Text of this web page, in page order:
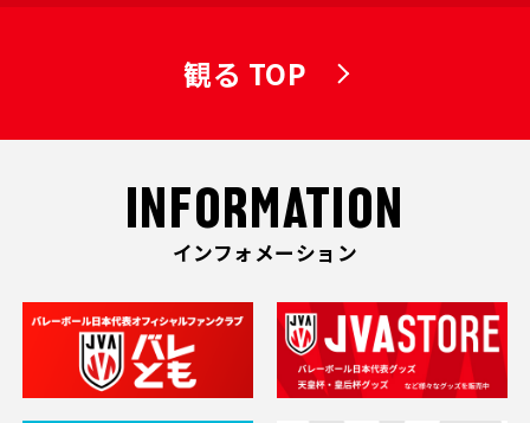
観る TOP
INFORMATION
インフォメーション